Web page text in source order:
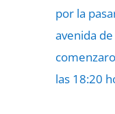
por la
avenida de
las 18:20